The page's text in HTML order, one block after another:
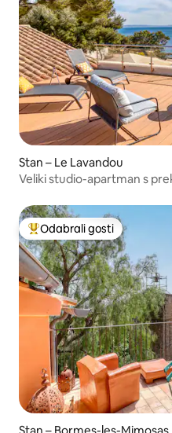
Stan – Le Lavandou
Veliki studio-apartman s
Među najviše rangiranima s
Odabrali gosti